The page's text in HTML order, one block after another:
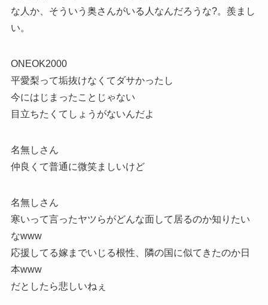
な人か、そういう奥さんがいる人なんだろうな?。羨まし
い。
ONEOK2000
平愛梨って垢抜けなくてダサかったし
今にはじまったことじゃない
目立ちたくてしょうがないんだよ
名無しさん
仲良くて普通に微笑ましいけど
名無しさん
寒いって言ったヤツらがどんな面して居るのか知りたい
なwww
応援してる嫁までいじる根性、隣の国に似てきたのか日
本www
だとしたら悲しいねぇ